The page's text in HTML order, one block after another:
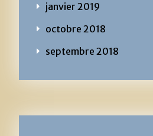
janvier 2019
octobre 2018
septembre 2018